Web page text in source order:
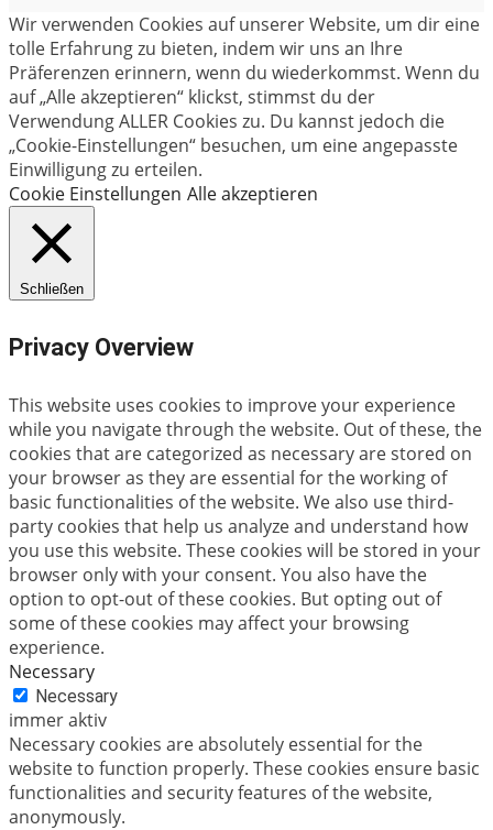
Wir verwenden Cookies auf unserer Website, um dir eine
tolle Erfahrung zu bieten, indem wir uns an Ihre
Präferenzen erinnern, wenn du wiederkommst. Wenn du
auf „Alle akzeptieren“ klickst, stimmst du der
Verwendung ALLER Cookies zu. Du kannst jedoch die
„Cookie-Einstellungen“ besuchen, um eine angepasste
Einwilligung zu erteilen.
Cookie Einstellungen Alle akzeptieren
Schließen
Privacy Overview
This website uses cookies to improve your experience
while you navigate through the website. Out of these, the
cookies that are categorized as necessary are stored on
your browser as they are essential for the working of
basic functionalities of the website. We also use third-
party cookies that help us analyze and understand how
you use this website. These cookies will be stored in your
browser only with your consent. You also have the
option to opt-out of these cookies. But opting out of
some of these cookies may affect your browsing
experience.
Necessary
Necessary
immer aktiv
Necessary cookies are absolutely essential for the
website to function properly. These cookies ensure basic
functionalities and security features of the website,
anonymously.